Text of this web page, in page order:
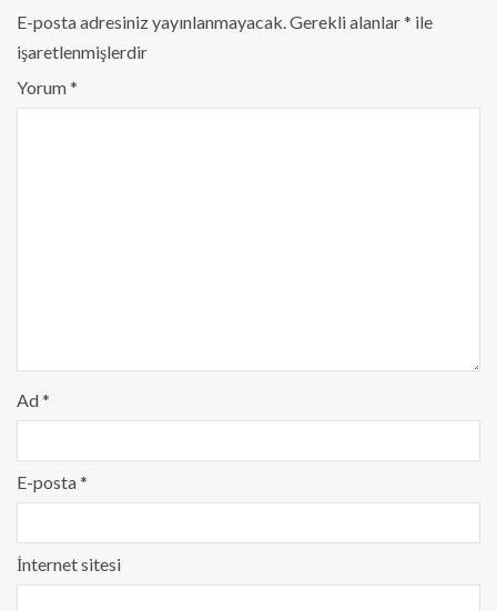
E-posta adresiniz yayınlanmayacak. Gerekli alanlar* ile
işaretlenmişlerdir
Yorum*
Ad*
E-posta*
İnternet sitesi